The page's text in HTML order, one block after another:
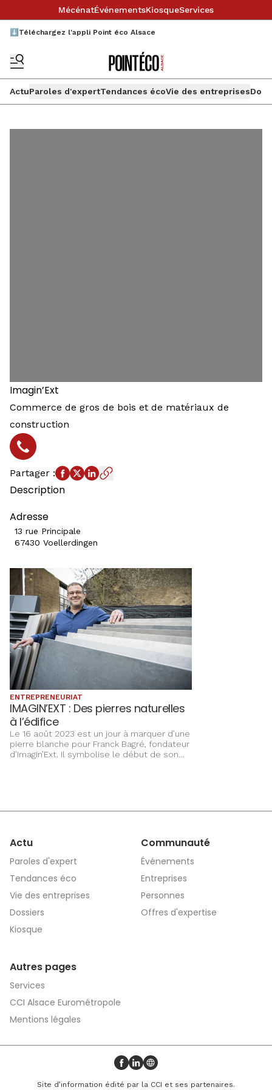
MécénatÉvénementsKiosqueServices
⬇️Téléchargez l'appli Point éco Alsace
ActuParoles d'expertTendances écoVie des entreprises
Imagin’Ext
Commerce de gros de bois et de matériaux de
construction
Téléphone
Partager :
Description
Adresse
13 rue Principale
67430 Voellerdingen
ENTREPRENEURIAT
IMAGIN’EXT : Des pierres naturelles
à l’édifice
Le 16 août 2023 est un jour à marquer d’une
pierre blanche pour Franck Bagré, fondateur
d’Imagin’Ext. Il symbolise le début de son
Actu
Paroles d'expert
Tendances éco
Vie des entreprises
Dossiers
Kiosque
Communauté
Événements
Entreprises
Personnes
Offres d'expertise
Autres pages
Services
CCI Alsace Eurométropole
Mentions légales
Profil Facebook
Profil LinkedIn
Site web
Site d’information édité par la CCI et ses partenaires.